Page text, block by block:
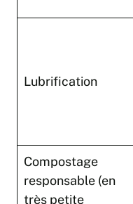
Lubrification
Compostage
responsable (en
très petite